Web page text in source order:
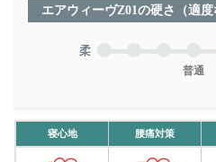
エアウィーヴZ01の硬さ（適度
柔
普通
寝心地 腰痛対策